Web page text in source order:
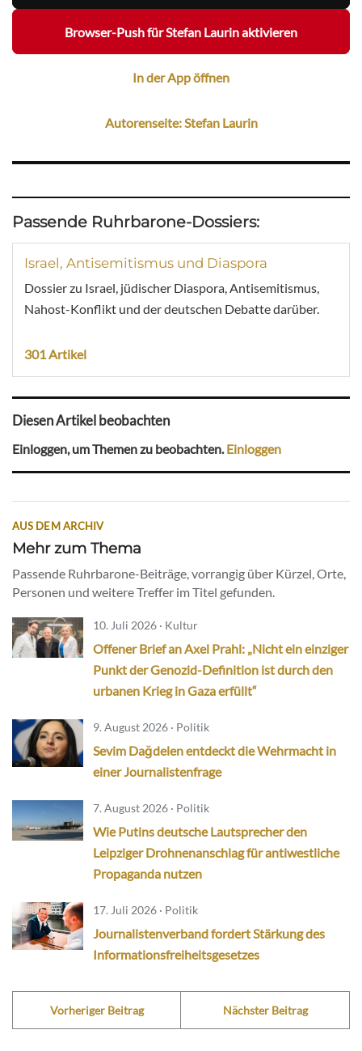
Browser-Push für Stefan Laurin aktivieren
In der App öffnen
Autorenseite: Stefan Laurin
Passende Ruhrbarone-Dossiers:
Israel, Antisemitismus und Diaspora
Dossier zu Israel, jüdischer Diaspora, Antisemitismus,
Nahost-Konflikt und der deutschen Debatte darüber.
301 Artikel
Diesen Artikel beobachten
Einloggen, um Themen zu beobachten.Einloggen
AUS DEM ARCHIV
Mehr zum Thema
Passende Ruhrbarone-Beiträge, vorrangig über Kürzel, Orte,
Personen und weitere Treffer im Titel gefunden.
10. Juli 2026 · Kultur
Offener Brief an Axel Prahl: „Nicht ein einziger
Punkt der Genozid-Definition ist durch den
urbanen Krieg in Gaza erfüllt“
9. August 2026 · Politik
Sevim Dağdelen entdeckt die Wehrmacht in
einer Journalistenfrage
7. August 2026 · Politik
Wie Putins deutsche Lautsprecher den
Leipziger Drohnenanschlag für antiwestliche
Propaganda nutzen
17. Juli 2026 · Politik
Journalistenverband fordert Stärkung des
Informationsfreiheitsgesetzes
Vorheriger Beitrag Nächster Beitrag